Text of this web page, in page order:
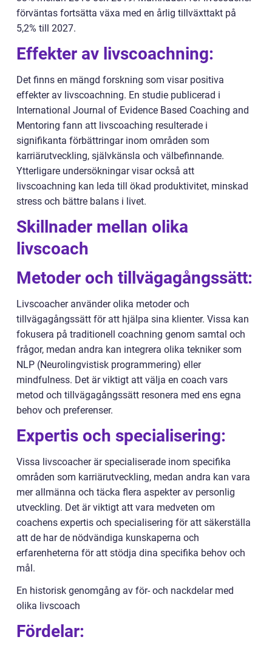
förväntas fortsätta växa med en årlig tillväxttakt på
5,2% till 2027.
Effekter av livscoachning:
Det finns en mängd forskning som visar positiva
effekter av livscoachning. En studie publicerad i
International Journal of Evidence Based Coaching and
Mentoring fann att livscoaching resulterade i
signifikanta förbättringar inom områden som
karriärutveckling, självkänsla och välbefinnande.
Ytterligare undersökningar visar också att
livscoachning kan leda till ökad produktivitet, minskad
stress och bättre balans i livet.
Skillnader mellan olika
livscoach
Metoder och tillvägagångssätt:
Livscoacher använder olika metoder och
tillvägagångssätt för att hjälpa sina klienter. Vissa kan
fokusera på traditionell coachning genom samtal och
frågor, medan andra kan integrera olika tekniker som
NLP (Neurolingvistisk programmering) eller
mindfulness. Det är viktigt att välja en coach vars
metod och tillvägagångssätt resonera med ens egna
behov och preferenser.
Expertis och specialisering:
Vissa livscoacher är specialiserade inom specifika
områden som karriärutveckling, medan andra kan vara
mer allmänna och täcka flera aspekter av personlig
utveckling. Det är viktigt att vara medveten om
coachens expertis och specialisering för att säkerställa
att de har de nödvändiga kunskaperna och
erfarenheterna för att stödja dina specifika behov och
mål.
En historisk genomgång av för- och nackdelar med
olika livscoach
Fördelar: